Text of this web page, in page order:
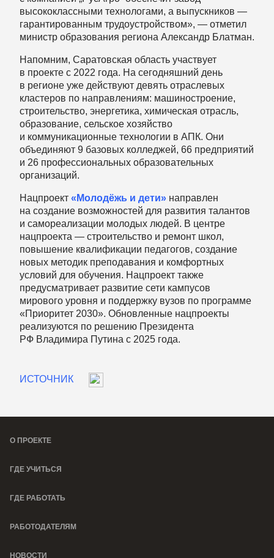
высококлассными технологами, а выпускников —
гарантированным трудоустройством», — отметил
министр образования региона Александр Блатман.
Напомним, Саратовская область участвует
в проекте с 2022 года. На сегодняшний день
в регионе уже действуют девять отраслевых
кластеров по направлениям: машиностроение,
строительство, энергетика, химическая отрасль,
образование, сельское хозяйство
и коммуникационные технологии в АПК. Они
объединяют 9 базовых колледжей, 66 предприятий
и 26 профессиональных образовательных
организаций.
Нацпроект «Молодёжь и дети» направлен
на создание возможностей для развития талантов
и самореализации молодых людей. В центре
нацпроекта — строительство и ремонт школ,
повышение квалификации педагогов, создание
новых методик преподавания и комфортных
условий для обучения. Нацпроект также
предусматривает развитие сети кампусов
мирового уровня и поддержку вузов по программе
«Приоритет 2030». Обновленные нацпроекты
реализуются по решению Президента
РФ Владимира Путина с 2025 года.
ИСТОЧНИК
О ПРОЕКТЕ
ГДЕ УЧИТЬСЯ
ГДЕ РАБОТАТЬ
РАБОТОДАТЕЛЯМ
НОВОСТИ